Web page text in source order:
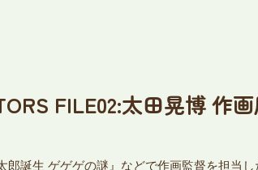
FILE02:太田晃博
誕生 ゲゲゲの謎』などで作画監督を担当